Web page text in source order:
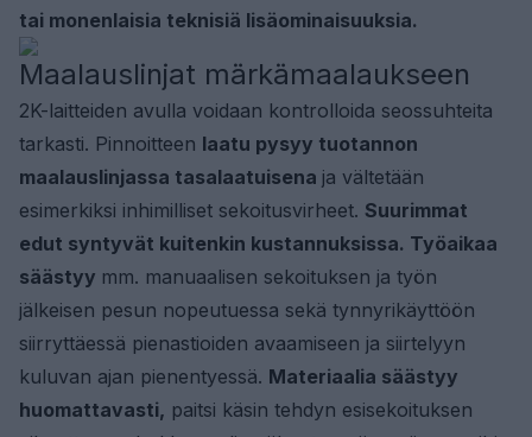
tai monenlaisia teknisiä lisäominaisuuksia.
Maalauslinjat märkämaalaukseen
2K-laitteiden avulla voidaan kontrolloida seossuhteita
tarkasti. Pinnoitteen laatu pysyy tuotannon
maalauslinjassa tasalaatuisena ja vältetään
esimerkiksi inhimilliset sekoitusvirheet. Suurimmat
edut syntyvät kuitenkin kustannuksissa. Työaikaa
säästyy mm. manuaalisen sekoituksen ja työn
jälkeisen pesun nopeutuessa sekä tynnyrikäyttöön
siirryttäessä pienastioiden avaamiseen ja siirtelyyn
kuluvan ajan pienentyessä. Materiaalia säästyy
huomattavasti, paitsi käsin tehdyn esisekoituksen